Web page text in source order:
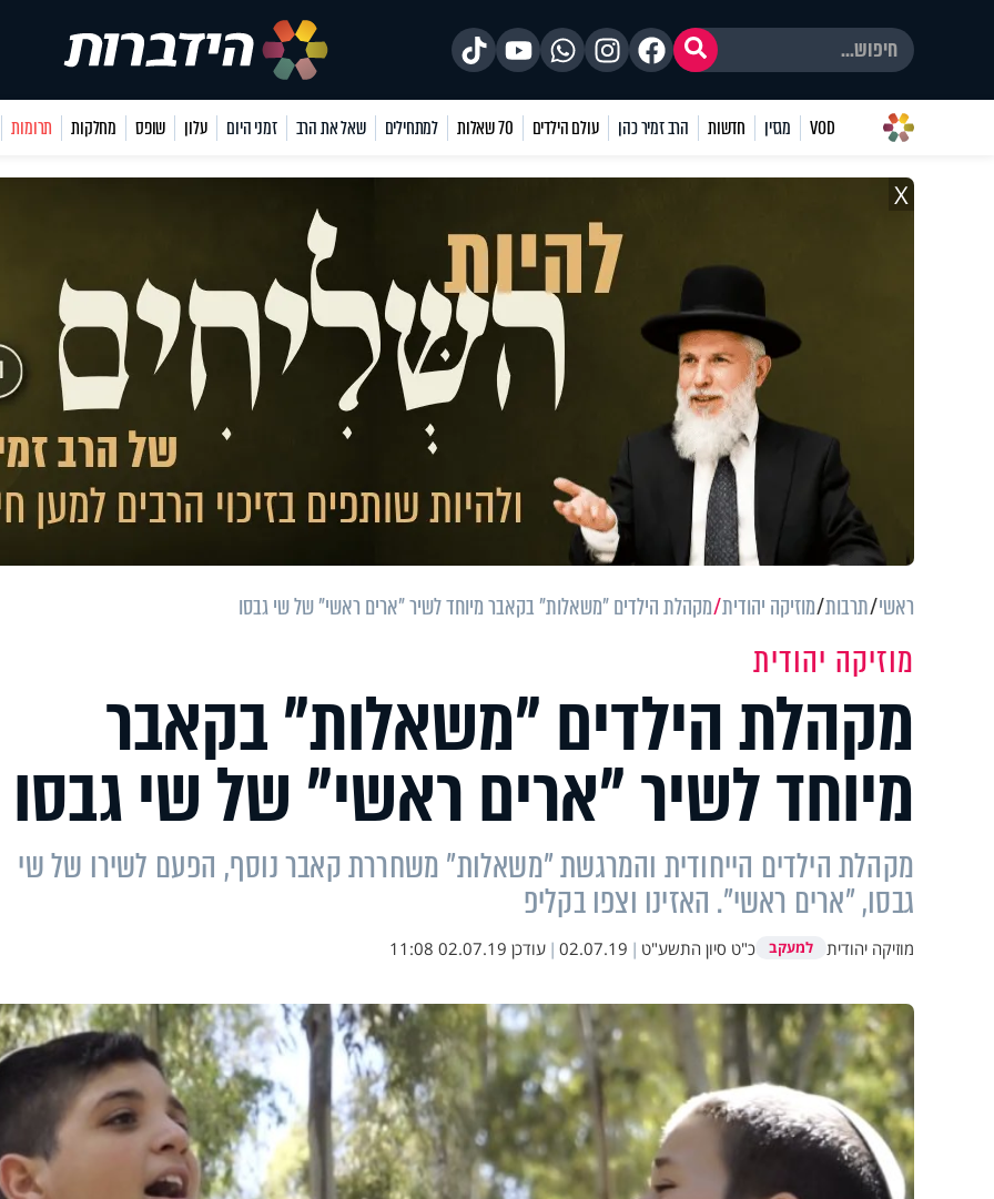
VOD מגזין חדשות הרב זמיר כהן עולם הילדים 70 שאלות למתחילים שאל את הרב זמני היום עלון שופס מחלקות תרומות
X
ראשי תרבות מוזיקה יהודית מקהלת הילדים "משאלות" בקאבר מיוחד לשיר "ארים ראשי" של שי גבסו
מוזיקה יהודית
מקהלת הילדים "משאלות" בקאבר
מיוחד לשיר "ארים ראשי" של שי גבסו
מקהלת הילדים הייחודית והמרגשת "משאלות" משחררת קאבר נוסף, הפעם לשירו של שי
גבסו, "ארים ראשי". האזינו וצפו בקליפ
מוזיקה יהודית למעקב כ"ט סיון התשע"ט |
02.07.19
| עודכן 02.07.19 11:08